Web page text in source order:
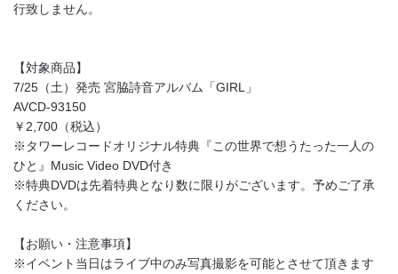
行致しません。
【対象商品】
7/25（土）発売 宮脇詩音アルバム「GIRL」
AVCD-93150
￥2,700（税込）
※タワーレコードオリジナル特典『この世界で想うたった一人の
ひと』Music Video DVD付き
※特典DVDは先着特典となり数に限りがございます。予めご了承
ください。
【お願い・注意事項】
※イベント当日はライブ中のみ写真撮影を可能とさせて頂きます